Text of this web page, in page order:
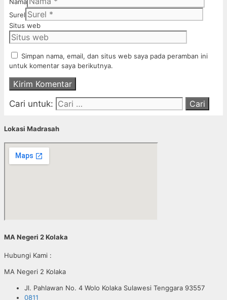
Surel
Situs web
Simpan nama, email, dan situs web saya pada peramban ini
untuk komentar saya berikutnya.
Cari untuk:
Lokasi Madrasah
MA Negeri 2 Kolaka
Hubungi Kami :
MA Negeri 2 Kolaka
Jl. Pahlawan No. 4 Wolo Kolaka Sulawesi Tenggara 93557
0811